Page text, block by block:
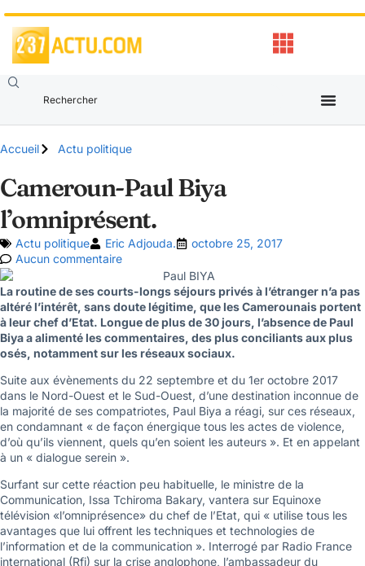
Accueil Actu politique
Cameroun-Paul Biya
l’omniprésent.
Actu politique Eric Adjouda.
octobre 25, 2017
Aucun commentaire
La routine de ses courts-longs séjours privés à l’étranger n’a pas
altéré l’intérêt, sans doute légitime, que les Camerounais portent
à leur chef d’Etat. Longue de plus de 30 jours, l’absence de Paul
Biya a alimenté les commentaires, des plus conciliants aux plus
osés, notamment sur les réseaux sociaux.
Suite aux évènements du 22 septembre et du 1er octobre 2017
dans le Nord-Ouest et le Sud-Ouest, d’une destination inconnue de
la majorité de ses compatriotes, Paul Biya a réagi, sur ces réseaux,
en condamnant « de façon énergique tous les actes de violence,
d’où qu’ils viennent, quels qu’en soient les auteurs ». Et en appelant
à un « dialogue serein ».
Surfant sur cette réaction peu habituelle, le ministre de la
Communication, Issa Tchiroma Bakary, vantera sur Equinoxe
télévision «l’omniprésence» du chef de l’Etat, qui « utilise tous les
avantages que lui offrent les techniques et technologies de
l’information et de la communication ». Interrogé par Radio France
international (Rfi) sur la crise anglophone, l’ambassadeur du